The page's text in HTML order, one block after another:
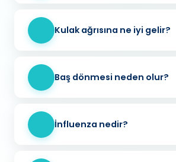
Kulak ağrısına ne iyi gelir?
Baş dönmesi neden olur?
İnfluenza nedir?